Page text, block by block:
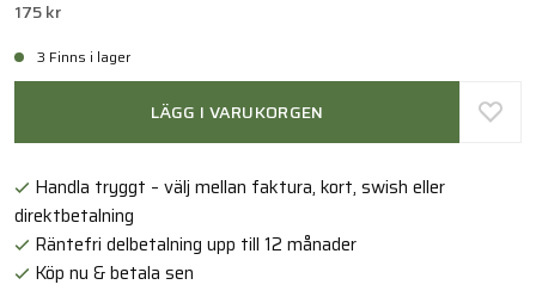
175 kr
3 Finns i lager
LÄGG I VARUKORGEN
Handla tryggt – välj mellan faktura, kort, swish eller
direktbetalning
Räntefri delbetalning upp till 12 månader
Köp nu & betala sen